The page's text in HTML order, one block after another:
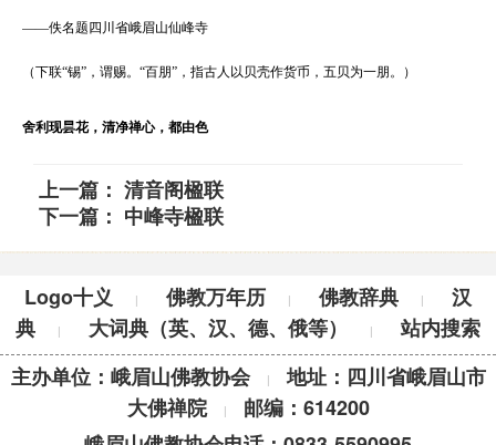
——佚名题四川省峨眉山仙峰寺
（下联“锡” ，谓赐。 “百朋” ，指古人以贝壳作货币，五贝为一朋。）
舍利现昙花，清净禅心，都由色
上一篇： 清音阁楹联
下一篇： 中峰寺楹联
Logo十义 | 佛教万年历 | 佛教辞典 |
汉
典
| 大词典（英、汉、德、俄等） |
站内搜索
主办单位：峨眉山佛教协会
|
地址：四川省峨眉山市
大佛禅院
|
邮编：614200